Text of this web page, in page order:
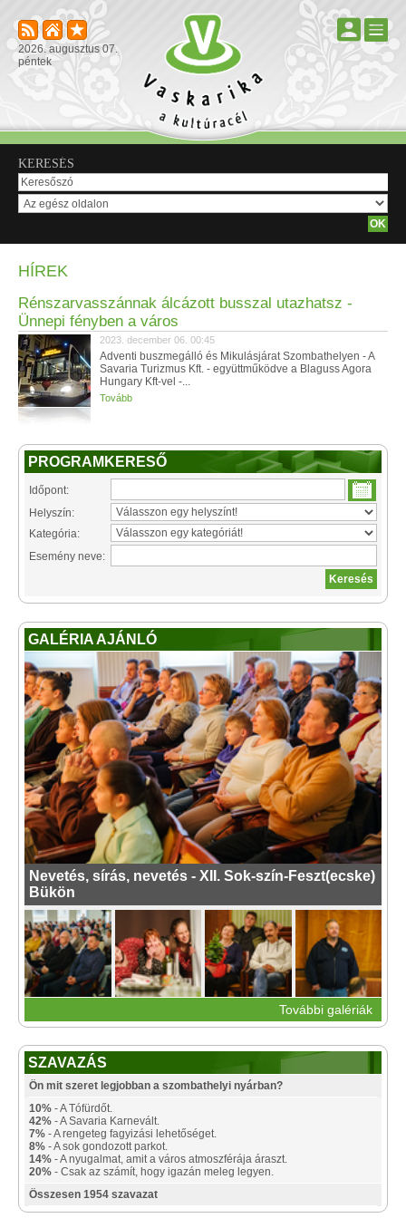
2026. augusztus 07.
péntek
KERESÉS
HÍREK
Rénszarvasszánnak álcázott busszal utazhatsz -
Ünnepi fényben a város
2023. december 06. 00:45
Adventi buszmegálló és Mikulásjárat Szombathelyen - A
Savaria Turizmus Kft. - együttműködve a Blaguss Agora
Hungary Kft-vel -...
Tovább
PROGRAMKERESŐ
Időpont:
Helyszín:
Kategória:
Esemény neve:
GALÉRIA AJÁNLÓ
Nevetés, sírás, nevetés - XII. Sok-szín-Feszt(ecske)
Bükön
További galériák
SZAVAZÁS
Ön mit szeret legjobban a szombathelyi nyárban?
10% - A Tófürdőt.
42% - A Savaria Karnevált.
7% - A rengeteg fagyizási lehetőséget.
8% - A sok gondozott parkot.
14% - A nyugalmat, amit a város atmoszférája áraszt.
20% - Csak az számít, hogy igazán meleg legyen.
Összesen 1954 szavazat